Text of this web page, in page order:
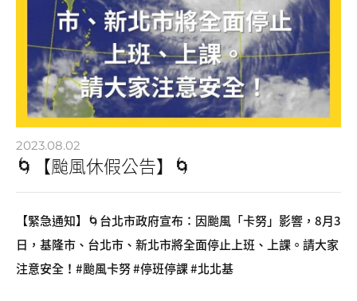
2023.08.02
🌀【颱風休假公告】🌀
【緊急通知】🌀台北市政府宣布：因颱風「卡努」影響，8月3
日，基隆市、台北市、新北市將全面停止上班、上課。請大家
注意安全！#颱風卡努 #停班停課 #北北基